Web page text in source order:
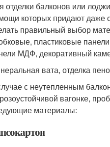
отделки балконов или
которых придают даже
правильный выбор
пластиковые
МДФ, декоративный
вата, отделка
с неутепленным
вагонке,
материалы: